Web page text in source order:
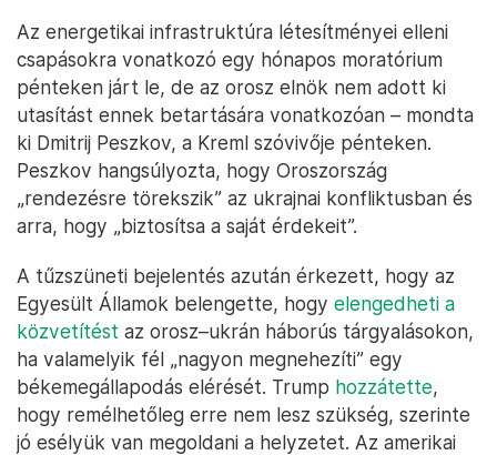
Az energetikai infrastruktúra létesítményei elleni
csapásokra vonatkozó egy hónapos moratórium
pénteken járt le, de az orosz elnök nem adott ki
utasítást ennek betartására vonatkozóan – mondta
ki Dmitrij Peszkov, a Kreml szóvivője pénteken.
Peszkov hangsúlyozta, hogy Oroszország
„rendezésre törekszik” az ukrajnai konfliktusban és
arra, hogy „biztosítsa a saját érdekeit”.
A tűzszüneti bejelentés azután érkezett, hogy az
Egyesült Államok belengette, hogy elengedheti a
közvetítést az orosz–ukrán háborús tárgyalásokon,
ha valamelyik fél „nagyon megnehezíti” egy
békemegállapodás elérését. Trump hozzátette,
hogy remélhetőleg erre nem lesz szükség, szerinte
jó esélyük van megoldani a helyzetet. Az amerikai